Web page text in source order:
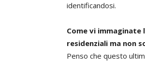
identificandosi.
Come vi
residenziali ma non
Penso che questo